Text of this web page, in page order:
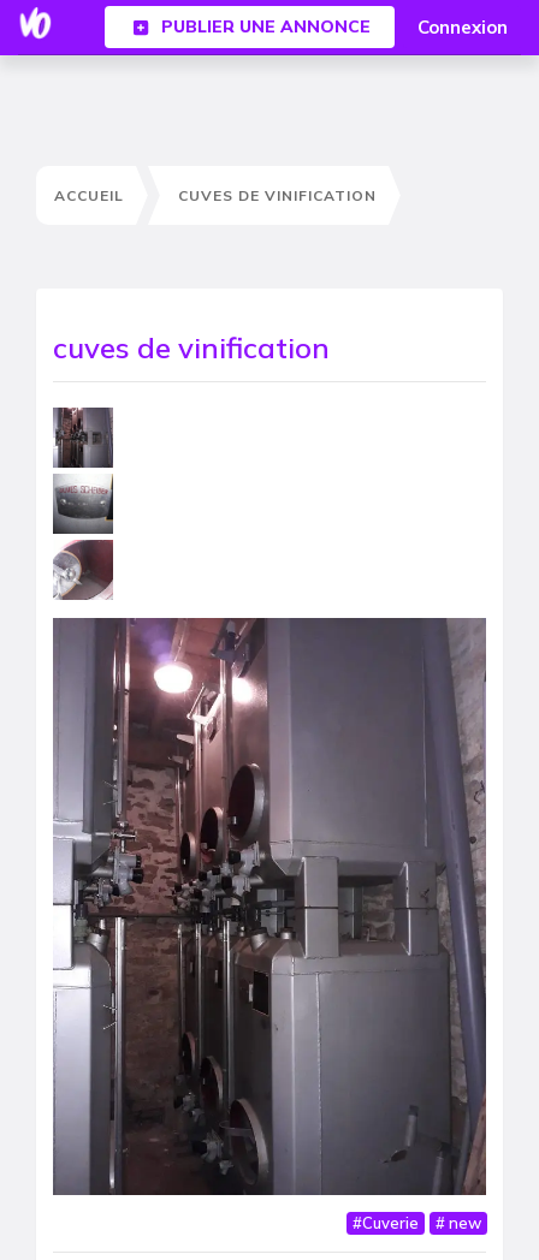
PUBLIER UNE ANNONCE Connexion
ACCUEIL CUVES DE VINIFICATION
cuves de vinification
#Cuverie #new